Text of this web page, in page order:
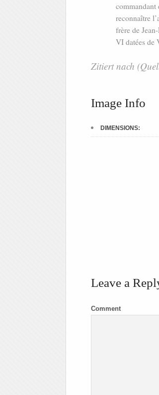
commandant
reconnaître
frère de
VI datées de
Zitiert nach
Image Info
DIMENSIONS:
Leave a
Comment